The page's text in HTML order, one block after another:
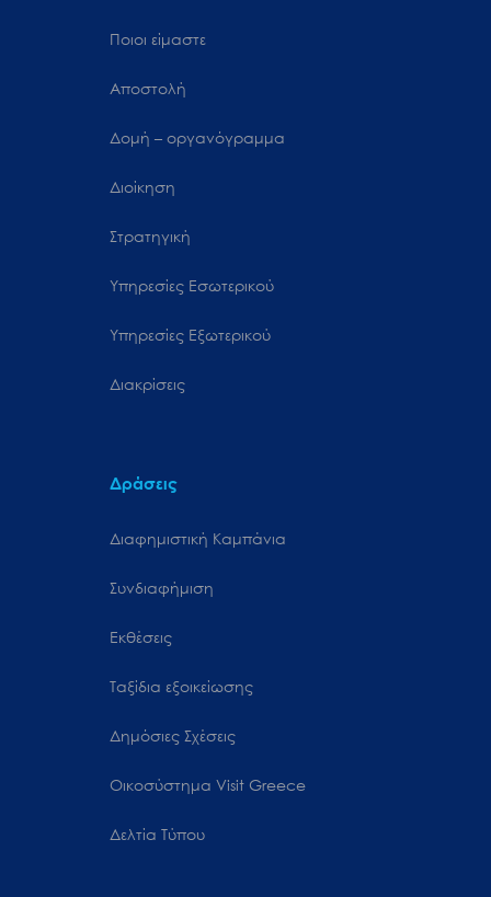
Ποιοι είμαστε
Αποστολή
Δομή – οργανόγραμμα
Διοίκηση
Στρατηγική
Υπηρεσίες Εσωτερικού
Υπηρεσίες Εξωτερικού
Διακρίσεις
Δράσεις
Διαφημιστική Καμπάνια
Συνδιαφήμιση
Εκθέσεις
Ταξίδια εξοικείωσης
Δημόσιες Σχέσεις
Oικοσύστημα Visit Greece
Δελτία Τύπου